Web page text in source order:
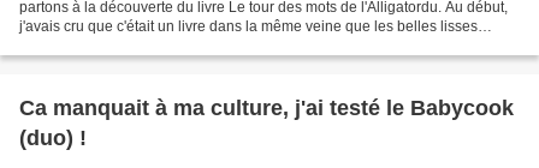
partons à la découverte du livre Le tour des mots de l'Alligatordu. Au début,
j'avais cru que c'était un livre dans la même veine que les belles lisses
Ca manquait à ma culture, j'ai testé le Babycook
(duo) !